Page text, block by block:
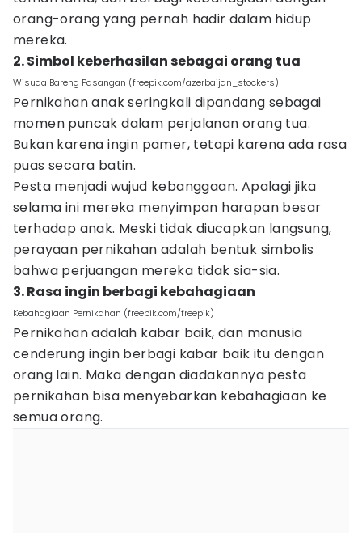
orang-orang yang pernah hadir dalam hidup
mereka.
2. Simbol keberhasilan sebagai orang tua
Wisuda Bareng Pasangan (freepik.com/azerbaijan_stockers)
Pernikahan anak seringkali dipandang sebagai
momen puncak dalam perjalanan orang tua.
Bukan karena ingin pamer, tetapi karena ada rasa
puas secara batin.
Pesta menjadi wujud kebanggaan. Apalagi jika
selama ini mereka menyimpan harapan besar
terhadap anak. Meski tidak diucapkan langsung,
perayaan pernikahan adalah bentuk simbolis
bahwa perjuangan mereka tidak sia-sia.
3. Rasa ingin berbagi kebahagiaan
Kebahagiaan Pernikahan (freepik.com/freepik)
Pernikahan adalah kabar baik, dan manusia
cenderung ingin berbagi kabar baik itu dengan
orang lain. Maka dengan diadakannya pesta
pernikahan bisa menyebarkan kebahagiaan ke
semua orang.